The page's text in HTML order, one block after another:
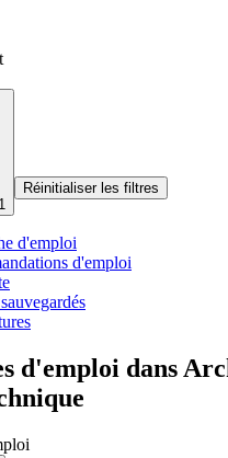
1
Réinitialiser les filtres
d'emploi
d'emploi
d'emploi dans